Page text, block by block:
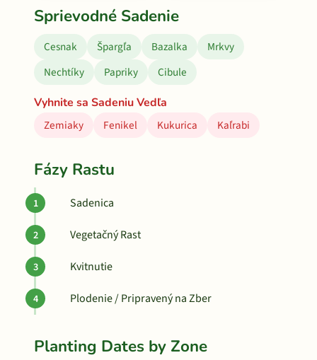
Sprievodné Sadenie
Cesnak Špargľa Bazalka
Mrkvy
Nechtíky
Papriky
Cibule
Vyhnite sa Sadeniu Vedľa
Zemiaky
Fenikel Kukurica Kaľrabi
Fázy Rastu
Sadenica
Vegetačný Rast
Kvitnutie
Plodenie / Pripravený na Zber
Planting Dates by Zone